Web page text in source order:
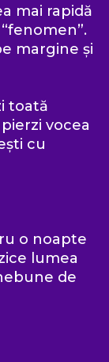
mai rapidă
margine și
toată
vocea
cu
o noapte
lumea
de